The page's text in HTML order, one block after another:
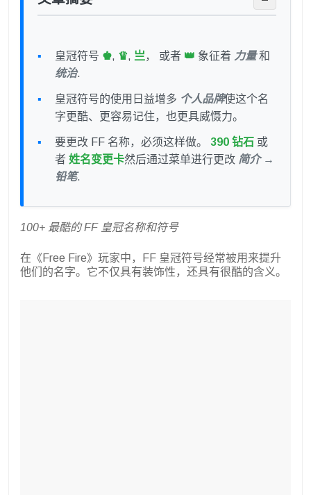
皇冠符号 ♚, ♛, 亗， 或者 👑 象征着 力量和
统治.
皇冠符号的使用日益增多 个人品牌使这个名
字更酷、更容易记住，也更具威慑力。
要更改 FF 名称，必须这样做。 390 钻石 或
者 姓名变更卡然后通过菜单进行更改 简介 →
铅笔.
100+ 最酷的 FF 皇冠名称和符号
在《Free Fire》玩家中，FF 皇冠符号经常被用来提升
他们的名字。它不仅具有装饰性，还具有很酷的含义。